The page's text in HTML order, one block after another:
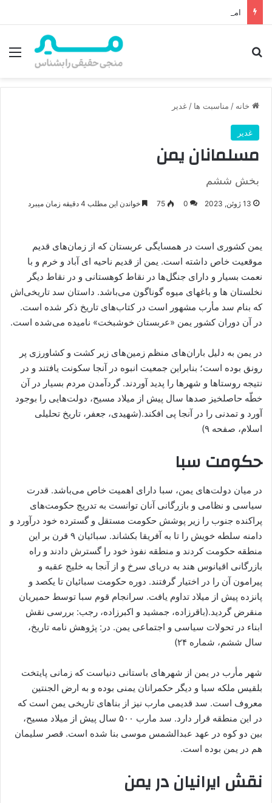
خانه / مناسبت ها /غدیر
غدیر
مسلمانان یمن
بخش ششم
13 ژوئن, 2023 0
75 خواندن این مطلب 4 دقیقه زمان میبرد
یمن کشوری است در همسایگی عربستان که از زمان‌های قدیم
موقعیت خاص داشته است. یمن از قدیم ناحیه ای آباد و خرم و با
نعمت بسیار و دارای جنگل‌ها در نقاط کوهستانی و در نقاط دیگر
نخلستان ها و باغهای میوه گوناگون می‌باشد. داستان سد تاریخی‌اش
که بنام سد مأرب مشهور است در کتاب‌های تاریخ ذکر شده‌ است.
در آن دوران کشور یمن «عربستان خوشبخت» نامیده می‌شده ‌است.
در یمن به دلیل باران‌های منظم زمین‌های زیر کشت و کشاورزی پر
رونق بوده‌ است؛ بنابراین جمعیت انبوه در آنجا سکونت یافتند و در
نتیجه روستاها و شهرها را پدید آوردند. گردآمدن مردم بسیار در آن
خطّه حاصلخیز صدها سال پیش از میلاد مسیح، دولت‌هایی را بوجود
آورد و تمدنی را در آنجا پی افکند.(شهیدی، جعفر، تاریخ تحلیلی
اسلام، صفحه ۹)
حکومت سبا
در میان دولت‌های یمن، سبا دارای اهمیت خاص می‌باشد. قدرت
سیاسی و نظامی و بازرگانی آنان توانست به تدریج حکومت‌های
پراکنده جنوب را زیر پوشش حکومت مستقل و گسترده خود درآورد و
دامنه سلطه خویش را تا به آفریقا بکشاند. سبائیان ۹ قرن بر این
منطقه حکومت کردند و منطقه نفوذ خود را گسترش دادند و راه
بازرگانی اقیانوس هند به دریای سرخ و از آنجا به خلیج عقبه و
پیرامون آن را در اختیار گرفتند. دوره حکومت سبائیان تا یکصد و
پانزده پیش از میلاد تداوم یافت. سرانجام قوم سبا توسط حمیریان
منقرض گردید.(باقرزاده، جمشید و اکبرزاده، رجب: بررسی نقش
ابناء در تحولات سیاسی و اجتماعی یمن. در: پژوهش نامه تاریخ،
سال ششم، شماره ۲۴)
شهر مأرب در یمن از شهرهای باستانی دنیاست که زمانی پایتخت
بلقیس ملکه سبا و دیگر حکمرانان یمنی بوده و به ارض الجنتین
معروف است. سد قدیمی مارب نیز از بناهای تاریخی یمن است که
در این منطقه قرار دارد. سد مارب ۵۰۰ سال پیش از میلاد مسیح،
بین دو کوه در عهد عبدالشمس موسی بنا شده است. قصر سلیمان
هم در یمن بوده است.
نقش ایرانیان در یمن